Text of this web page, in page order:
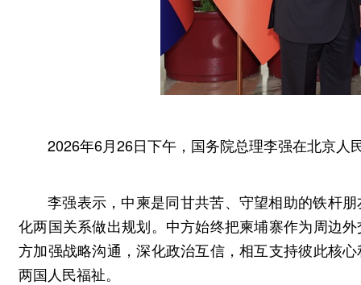
2026年6月26日下午，国务院总理李强在北京
李强表示，中柬是同甘共苦、守望相助的铁杆
化两国关系做出规划。中方始终把柬埔寨作为周边
方加强战略沟通，深化政治互信，相互支持彼此核
两国人民福祉。